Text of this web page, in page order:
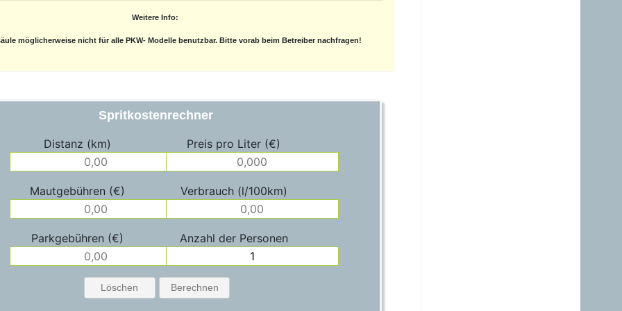
Weitere Info:
möglicherweise nicht für alle PKW- Modelle benutzbar. Bitte vorab beim Betreiber nachfragen!
Spritkostenrechner
Distanz (km) Preis pro Liter (€)
Mautgebühren (€) Verbrauch (l/100km)
Parkgebühren (€) Anzahl der Personen
Löschen Berechnen